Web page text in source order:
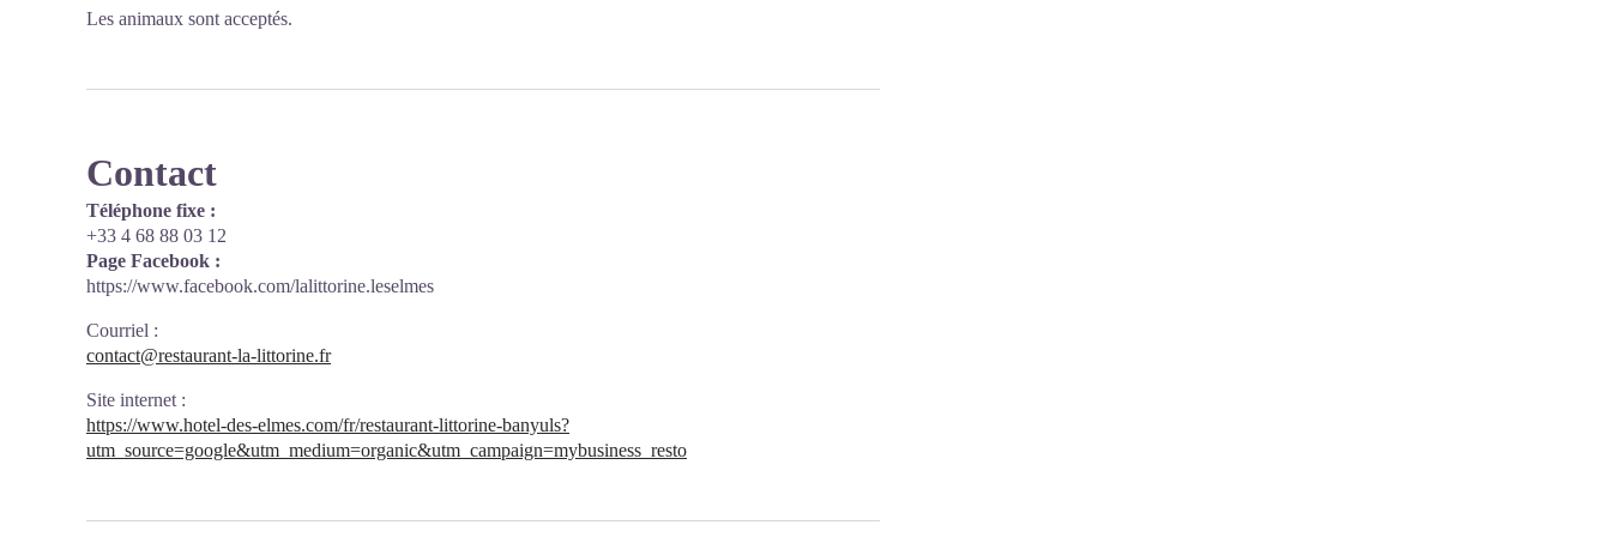
Les animaux sont acceptés.
Contact
Téléphone fixe :
+33 4 68 88 03 12
Page Facebook :
https://www.facebook.com/lalittorine.leselmes
Courriel :
contact@restaurant-la-littorine.fr
Site internet :
https://www.hotel-des-elmes.com/fr/restaurant-littorine-banyuls?
utm_source=google&utm_medium=organic&utm_campaign=mybusiness_resto